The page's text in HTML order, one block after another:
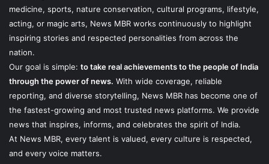
medicine, sports, nature conservation, cultural programs, lifestyle,
acting, or magic arts, News MBR works continuously to highlight
inspiring stories and respected personalities from across the
nation.
Our goal is simple: to take real achievements to the people of India
through the power of news. With wide coverage, reliable
reporting, and diverse storytelling, News MBR has become one of
the fastest-growing and most trusted news platforms. We provide
news that inspires, informs, and celebrates the spirit of India.
At News MBR, every talent is valued, every culture is respected,
and every voice matters.